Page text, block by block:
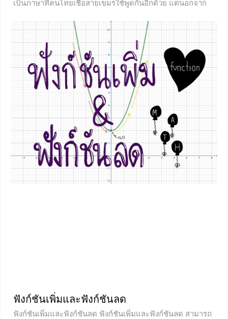
เป็นภาษาที่คนไทยเชื้อสายเขมรใช้พูดกันอีกด้วย แต่นอกจาก
ในชีวิตเรามากมายเลยทีเดียว เรียกได้ว่าถ้าหากภาษาบาลี
สันสกฤตเป็นภาษาต่างประเทศที่ถูกหยิบยืมมาปรับใช้ในภาษา
ไทยมากที่สุดแล้ว ภาษาเขมรก็ถือว่าตามมาติด ๆ เลยทีเดียวค่ะ
เหตุใดจึงเป็นเช่นนั้น แล้วคำไหนบ้างที่มาจากภาษาเขมร มีวิธี
สังเกตอย่างไร ถ้าน้อง ๆ พร้อมแล้ว ไปเรียนรู้เรื่อง ภาษาเขมร
ในภาษาไทย พร้อมกันเลยค่ะ จุดเริ่มต้นของภาษาเขมรใน
ภาษาไทย เนื่องจากเขตประเทศที่อยู่ติดกัน
ฟังก์ชันเพิ่มและฟังก์ชันลด
ฟังก์ชันเพิ่มและฟังก์ชันลด ฟังก์ชันเพิ่มและฟังก์ชันลด สามารถ